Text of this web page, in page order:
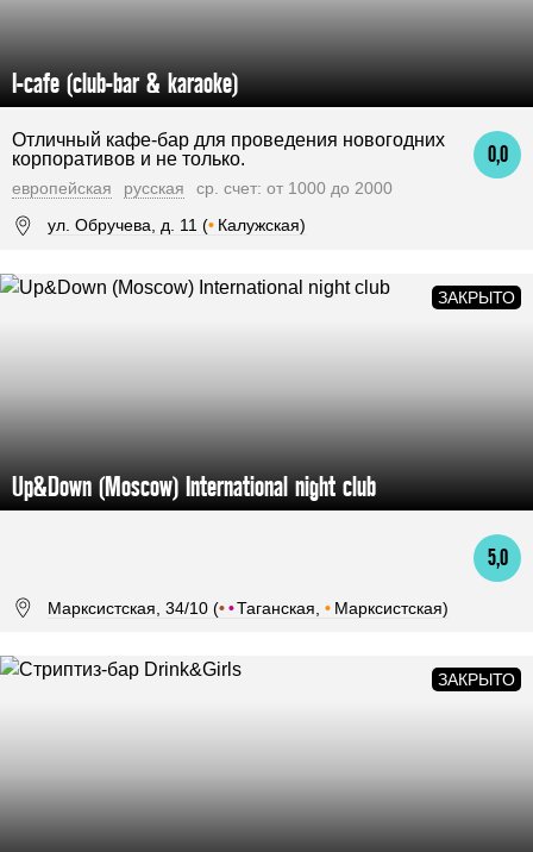
I-cafe (club-bar & karaoke)
0,0
Отличный кафе-бар для проведения новогодних
корпоративов и не только.
европейская русская
ср. счет: от 1000 до 2000
ул. Обручева, д. 11 (• Калужская)
Up&Down (Moscow) International night club
5,0
Марксистская, 34/10 (••Таганская, • Марксистская)